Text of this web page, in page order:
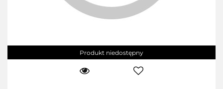
Produkt niedostępny